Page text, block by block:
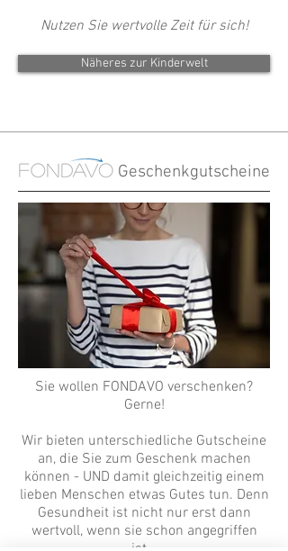
Nutzen Sie wertvolle Zeit für sich!
Näheres zur Kinderwelt
Sie wollen FONDAVO verschenken?
Gerne!
Wir bieten unterschiedliche Gutscheine
an, die Sie zum Geschenk machen
können - UND damit gleichzeitig einem
lieben Menschen etwas Gutes tun. Denn
Gesundheit ist nicht nur erst dann
wertvoll, wenn sie schon angegriffen
Geschenkgutscheine